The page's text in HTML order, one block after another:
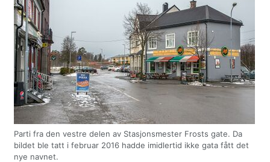
Parti fra den vestre delen av Stasjonsmester Frosts gate. Da
bildet ble tatt i februar 2016 hadde imidlertid ikke gata fått det
nye navnet.